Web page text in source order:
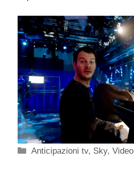
Categorie
Anticipazioni tv, Sky,Video